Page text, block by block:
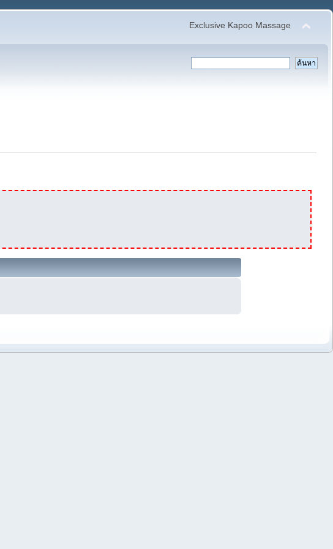
Exclusive Kapoo Massage